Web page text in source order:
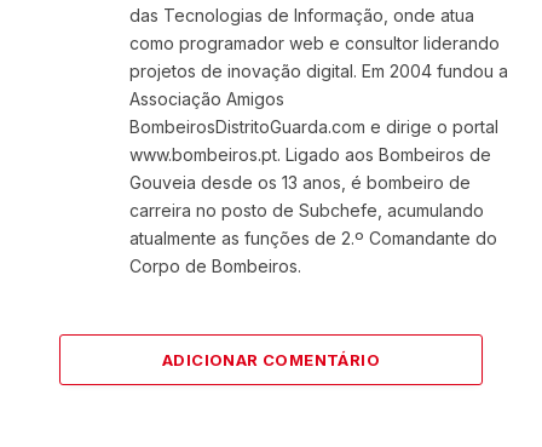
das Tecnologias de Informação, onde atua
como programador web e consultor liderando
projetos de inovação digital. Em 2004 fundou a
Associação Amigos
BombeirosDistritoGuarda.com e dirige o portal
www.bombeiros.pt. Ligado aos Bombeiros de
Gouveia desde os 13 anos, é bombeiro de
carreira no posto de Subchefe, acumulando
atualmente as funções de 2.º Comandante do
Corpo de Bombeiros.
ADICIONAR COMENTÁRIO